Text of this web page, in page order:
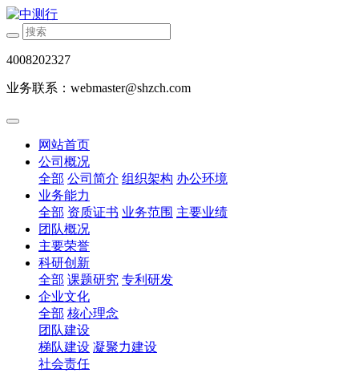
4008202327
业务联系：webmaster@shzch.com
网站首页
公司概况
全部 公司简介 组织架构 办公环境
业务能力
全部 资质证书 业务范围 主要业绩
团队概况
主要荣誉
科研创新
全部 课题研究 专利研发
企业文化
全部 核心理念
团队建设
梯队建设 凝聚力建设
社会责任